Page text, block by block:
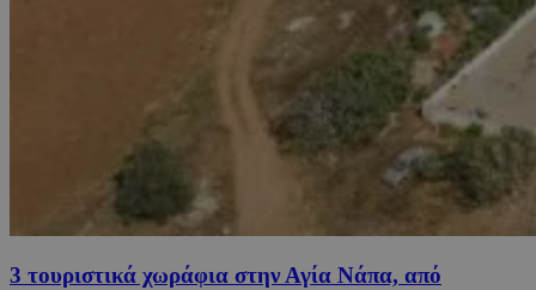
3 τουριστικά χωράφια στην Αγία Νάπα, από